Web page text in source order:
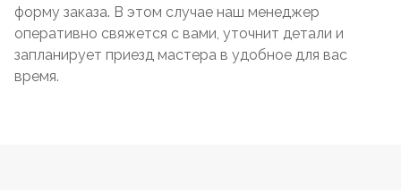
форму заказа. В этом случае наш менеджер
оперативно свяжется с вами, уточнит детали и
запланирует приезд мастера в удобное для вас
время.